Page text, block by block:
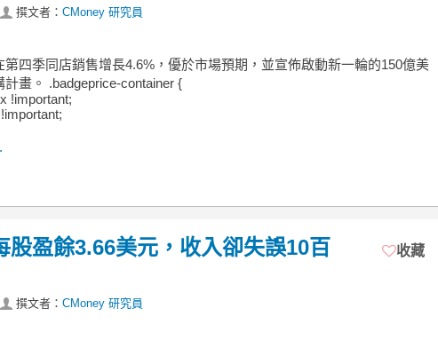
撰文者： CMoney 研究員
第四季同店銷售增長4.6%，優於市場預期，並宣佈啟動新一輪的150億美
計畫。 .badgeprice-container {
!important;
盈餘3.66美元，收入卻失誤10百
撰文者： CMoney 研究員
收藏